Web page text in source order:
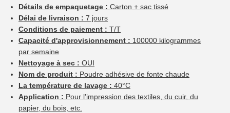
Détails de empaquetage : Carton + sac tissé
Délai de livraison : 7 jours
Conditions de paiement : T/T
Capacité d'approvisionnement : 100000 kilogrammes
par semaine
Nettoyage à sec : OUI
Nom de produit : Poudre adhésive de fonte chaude
La température de lavage : 40°C
Application : Pour l'impression des textiles, du cuir, du
papier, du bois, etc.